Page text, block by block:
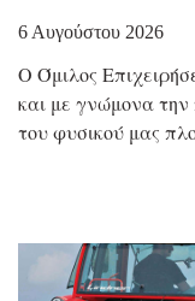
6 Αυγούστου 2026
Ο Όμιλος
και με γνώμονα την
του φυσικού μας